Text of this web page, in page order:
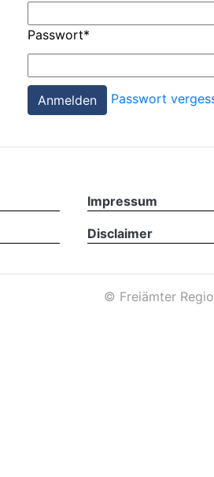
Passwort*
Passwort
Impressum
Disclaimer
© Freiämter